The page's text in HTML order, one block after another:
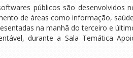
públicos são desenvolvidos
de áreas como informação,
na manhã do terceiro e
durante a Sala Temática